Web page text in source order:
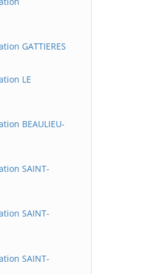
GATTIERES
LE
BEAULIEU-
SAINT-
SAINT-
SAINT-